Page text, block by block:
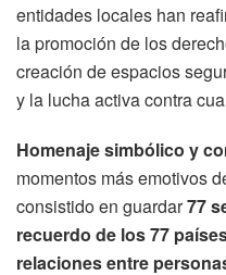
entidades locales han
la promoción de los
creación de espacios
y la lucha activa contra
Homenaje simbólico y
momentos más emotivos
consistido en guardar77
recuerdo de los 77
relaciones entre